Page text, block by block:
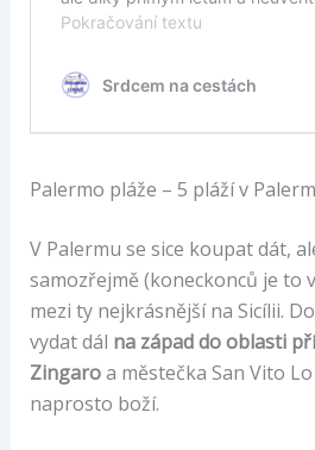
Palermo pláže – 5 pláží v
V Palermu se sice koupat dát,
samozřejmě (koneckonců je to
mezi ty nejkrásnější na Sicílii.
vydat dál na západ do oblasti
Zingaroa městečka San Vito
naprosto boží.